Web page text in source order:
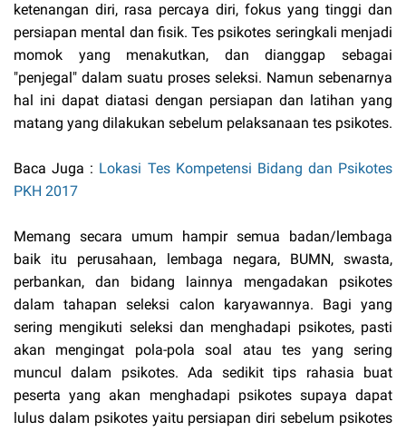
ketenangan diri, rasa percaya diri, fokus yang tinggi dan
persiapan mental dan fisik. Tes psikotes seringkali menjadi
momok yang menakutkan, dan dianggap sebagai
"penjegal" dalam suatu proses seleksi. Namun sebenarnya
hal ini dapat diatasi dengan persiapan dan latihan yang
matang yang dilakukan sebelum pelaksanaan tes psikotes.
Baca Juga : Lokasi Tes Kompetensi Bidang dan Psikotes
PKH 2017
Memang secara umum hampir semua badan/lembaga
baik itu perusahaan, lembaga negara, BUMN, swasta,
perbankan, dan bidang lainnya mengadakan psikotes
dalam tahapan seleksi calon karyawannya. Bagi yang
sering mengikuti seleksi dan menghadapi psikotes, pasti
akan mengingat pola-pola soal atau tes yang sering
muncul dalam psikotes. Ada sedikit tips rahasia buat
peserta yang akan menghadapi psikotes supaya dapat
lulus dalam psikotes yaitu persiapan diri sebelum psikotes